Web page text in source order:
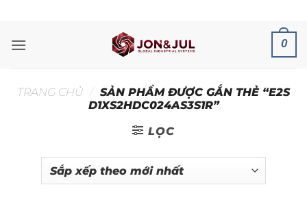
nội
0
TRANG CHỦ / SẢN PHẨM ĐƯỢC GẮN THẺ “E2S
D1XS2HDC024AS3S1R”
LỌC